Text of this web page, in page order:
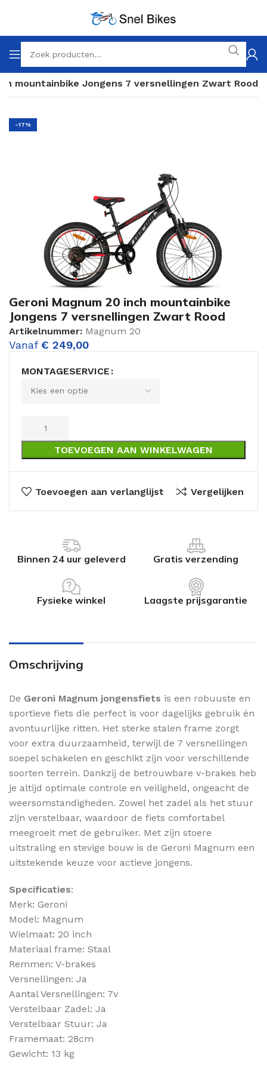
mountainbike Jongens 7 versnellingen Zwart Rood
-17%
Geroni Magnum 20 inch mountainbike
Jongens 7 versnellingen Zwart Rood
Artikelnummer: Magnum 20
Vanaf € 249,00
MONTAGESERVICE
TOEVOEGEN AAN WINKELWAGEN
Toevoegen aan verlanglijst Vergelijken
Binnen 24 uur geleverd Gratis verzending
Fysieke winkel Laagste prijsgarantie
Omschrijving
De Geroni Magnum jongensfiets is een robuuste en
sportieve fiets die perfect is voor dagelijks gebruik én
avontuurlijke ritten. Het sterke stalen frame zorgt
voor extra duurzaamheid, terwijl de 7 versnellingen
soepel schakelen en geschikt zijn voor verschillende
soorten terrein. Dankzij de betrouwbare v-brakes heb
je altijd optimale controle en veiligheid, ongeacht de
weersomstandigheden. Zowel het zadel als het stuur
zijn verstelbaar, waardoor de fiets comfortabel
meegroeit met de gebruiker. Met zijn stoere
uitstraling en stevige bouw is de Geroni Magnum een
uitstekende keuze voor actieve jongens.
Specificaties:
Merk: Geroni
Model: Magnum
Wielmaat: 20 inch
Materiaal frame: Staal
Remmen: V-brakes
Versnellingen: Ja
Aantal Versnellingen: 7v
Verstelbaar Zadel: Ja
Verstelbaar Stuur: Ja
Framemaat: 28cm
Gewicht: 13 kg